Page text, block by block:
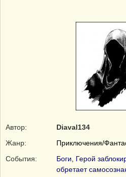
Автор:
Diaval134
Жанр:
Приключения/
События:
Боги Герой
обретает